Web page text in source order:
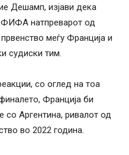
Дешамп, изјави дека
ФИФА натпреварот од
меѓу Франција и
судиски тим.
со оглед на тоа
Франција би
Аргентина, ривалот од
во 2022 година.